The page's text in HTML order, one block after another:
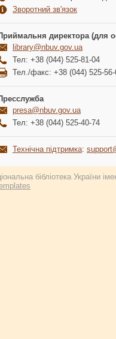
Зворотний зв'язок
директора (для
library@nbuv.gov.ua
Тел: +38 (044) 525-81-04
Тел./факс: +38 (044) 525-56-
presa@nbuv.gov.ua
Тел: +38 (044) 525-40-74
Технічна підтримка:
бібліотека України